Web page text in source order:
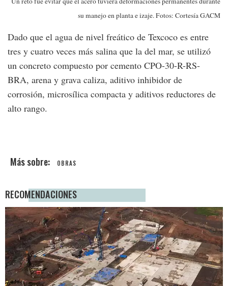
su manejo en planta e izaje. Fotos: Cortesía GACM
Dado que el agua de nivel freático de Texcoco es entre
tres y cuatro veces más salina que la del mar, se utilizó
un concreto compuesto por cemento CPO-30-R-RS-
BRA, arena y grava caliza, aditivo inhibidor de
corrosión, microsílica compacta y aditivos reductores de
alto rango.
OBRAS
RECOMENDACIONES